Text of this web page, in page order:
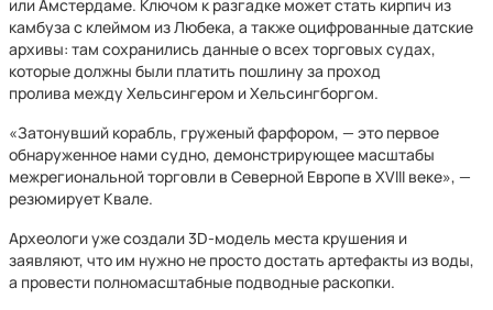
или Амстердаме. Ключом к разгадке может стать кирпич из
камбуза с клеймом из Любека, а также оцифрованные датские
архивы: там сохранились данные о всех торговых судах,
которые должны были платить пошлину за проход
пролива между Хельсингером и Хельсингборгом.
«Затонувший корабль, груженый фарфором, — это первое
обнаруженное нами судно, демонстрирующее масштабы
межрегиональной торговли в Северной Европе в XVIII веке», —
резюмирует Квале.
Археологи уже создали 3D-модель места крушения и
заявляют, что им нужно не просто достать артефакты из воды,
а провести полномасштабные подводные раскопки.